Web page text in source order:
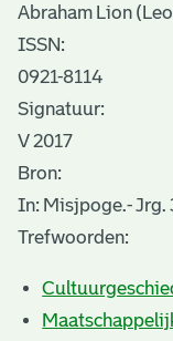
Abraham Lion
ISSN:
0921-8114
Signatuur:
V 2017
Bron:
In: Misjpoge.- Jrg.
Trefwoorden: